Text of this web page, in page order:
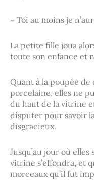
– Toi au moins je
La petite fille joua
toute son enfance et
Quant à la poupée
porcelaine, elles ne
du haut de la vitrine
disputer pour savoir
disgracieux.
Jusqu’au jour où
vitrine s’effondra, et
morceaux qu’il fut